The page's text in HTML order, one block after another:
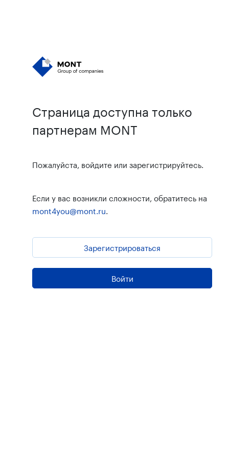
Страница доступна только
партнерам MONT
Пожалуйста, войдите или зарегистрируйтесь.
Если у вас возникли сложности, обратитесь на
mont4you@mont.ru.
Зарегистрироваться
Войти